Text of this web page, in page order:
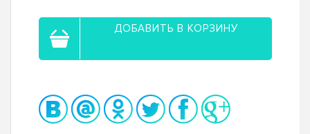
ДОБАВИТЬ В КОРЗИНУ